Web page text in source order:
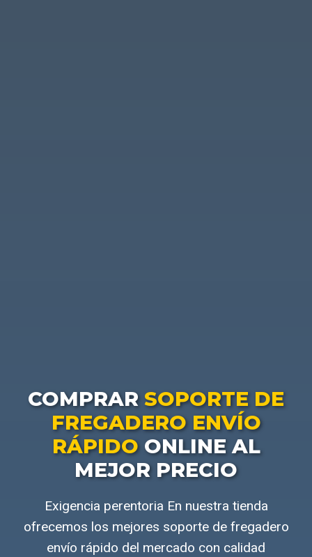
COMPRAR SOPORTE DE
FREGADERO ENVÍO
RÁPIDOONLINE AL
MEJOR PRECIO
Exigencia perentoria En nuestra tienda
ofrecemos los mejores soporte de fregadero
envío rápido del mercado con calidad